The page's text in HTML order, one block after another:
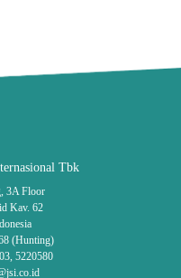
Tbk
3A Floor
Kav. 62
(Hunting)
5220580